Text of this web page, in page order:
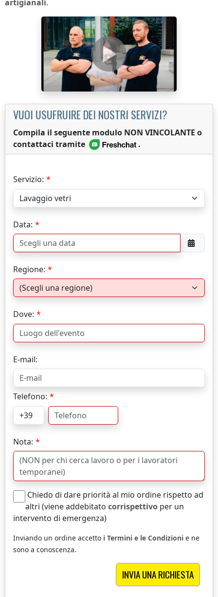
artigianali.
VUOI USUFRUIRE DEI NOSTRI SERVIZI?
Compila il seguente modulo NON VINCOLANTE o
contattaci tramite
.
Servizio:
Data:
Regione:
Dove:
E-mail:
Telefono:
Nota:
Chiedo di dare priorità al mio ordine rispetto ad
altri (viene addebitato corrispettivo per un
intervento di emergenza)
Inviando un ordine accetto i Termini e le Condizioni e ne
sono a conoscenza.